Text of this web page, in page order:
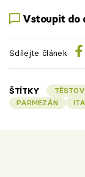
Vstoupit do
Sdílejte článek
ŠTÍTKY
PARMEZÁN